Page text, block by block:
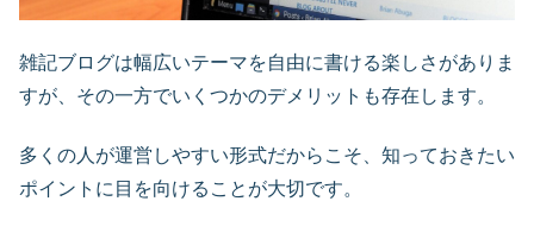
雑記ブログは幅広いテーマを自由に書ける楽しさがありま
すが、その一方でいくつかのデメリットも存在します。
多くの人が運営しやすい形式だからこそ、知っておきたい
ポイントに目を向けることが大切です。